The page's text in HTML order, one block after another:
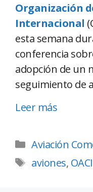
Organización
Internacional
esta semana
conferencia
adopción de un
seguimiento de
Leer más
Aviación
aviones, OACI